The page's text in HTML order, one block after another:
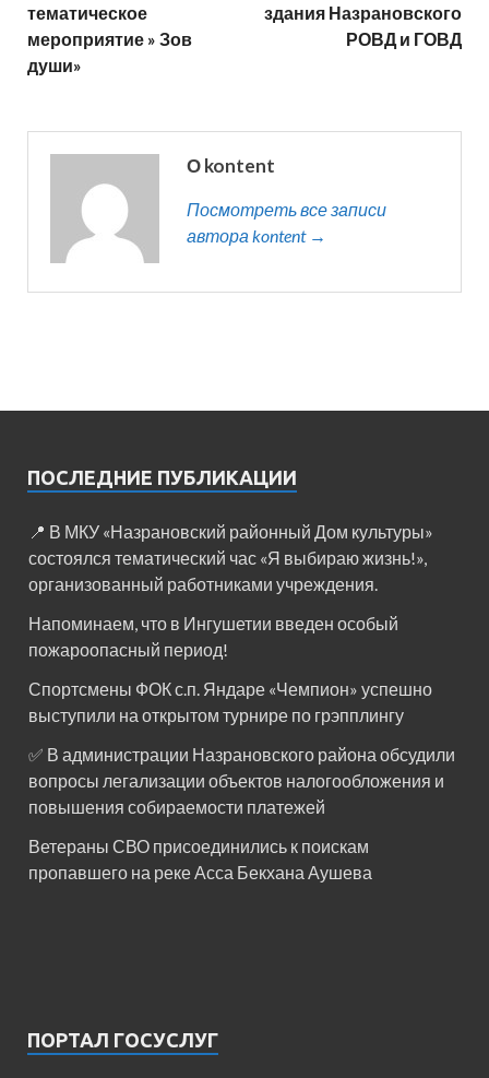
тематическое
мероприятие » Зов
души»
здания Назрановского
РОВД и ГОВД
О kontent
Посмотреть все записи
автора kontent →
ПОСЛЕДНИЕ ПУБЛИКАЦИИ
📍 В МКУ «Назрановский районный Дом культуры»
состоялся тематический час «Я выбираю жизнь!»,
организованный работниками учреждения.
Напоминаем, что в Ингушетии введен особый
пожароопасный период!⁣⁣⠀
Спортсмены ФОК с.п. Яндаре «Чемпион» успешно
выступили на открытом турнире по грэпплингу
✅ В администрации Назрановского района обсудили
вопросы легализации объектов налогообложения и
повышения собираемости платежей
Ветераны СВО присоединились к поискам
пропавшего на реке Асса Бекхана Аушева
ПОРТАЛ ГОСУСЛУГ